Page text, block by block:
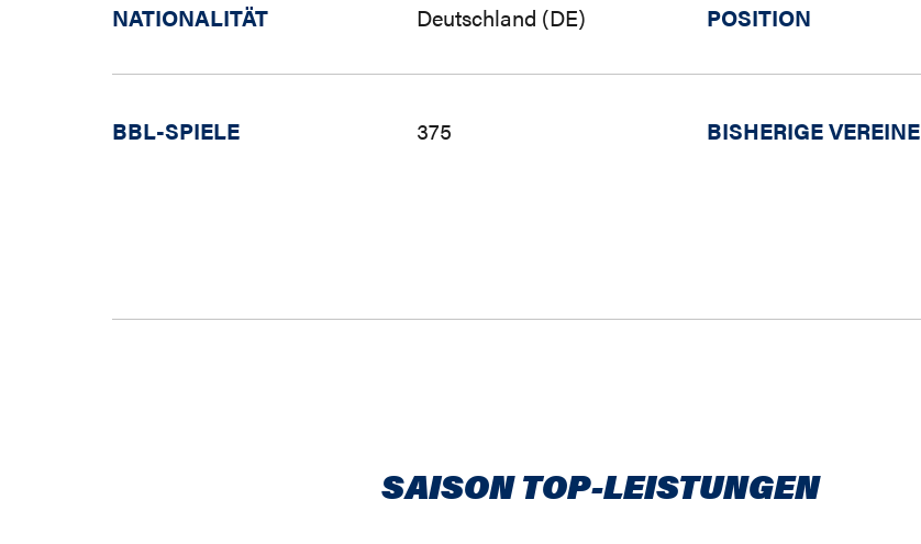
NATIONALITÄT Deutschland (DE) POSITION
BBL-SPIELE 375 BISHERIGE VEREINE
SAISON TOP-LEISTUNGEN